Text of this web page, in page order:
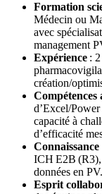
Formation
Médecin ou
avec
management
Expérience :
création/
Compétences
d’Excel/
capacité à
d’efficacité
ICH E2B
données en PV.
Esprit